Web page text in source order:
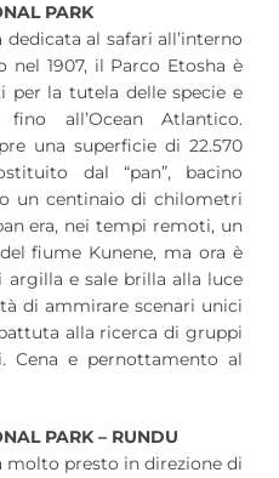
PARK
al safari all’interno
nel 1907, il Parco Etosha è
la tutela delle specie e
all’Ocean Atlantico.
una superficie di 22.570
dal “pan”, bacino
un centinaio di chilometri
era, nei tempi remoti, un
fiume Kunene, ma ora è
argilla e sale brilla alla luce
di ammirare scenari unici
alla ricerca di gruppi
Cena e pernottamento al
PARK – RUNDU
molto presto in direzione di